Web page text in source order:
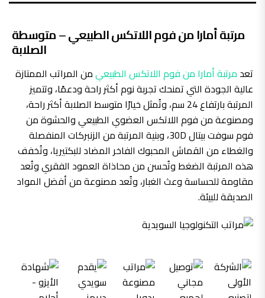
مرتبة أمارا من فوم اللاتكس الطبيعي – متوسطة
الصلابة
تعد مرتبة أمارا من فوم اللاتكس الطبيعيمن المراتب الممتازة
عالية الجودة التي تمنحك تجربة نوم أكثر راحة ودعمًا، وتتميز
المرتبة بارتفاع 24 سم، وتُمثل خيارًا متوسط الصلابة أكثر راحة،
ومصنوعة من فوم اللاتكس العضوي الطبيعي والحشوة من
فوم سوفت بيتال 30D، وبنية المرتبة من الزنبركات المنفصلة
والغطاء من القماش المحبوك الفاخر المضاد للبكتيريا، وتُخفف
هذه المرتبة الضغط وتُحسن من محاذاة العمود الفقري وتُعد
مقاومة للحساسة وعث الغبار، وتُعد مصنوعة من أفضل المواد
الصديقة للبيئة.